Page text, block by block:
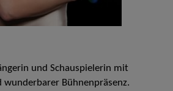
und Schauspielerin mit
Bühnenpräsenz.